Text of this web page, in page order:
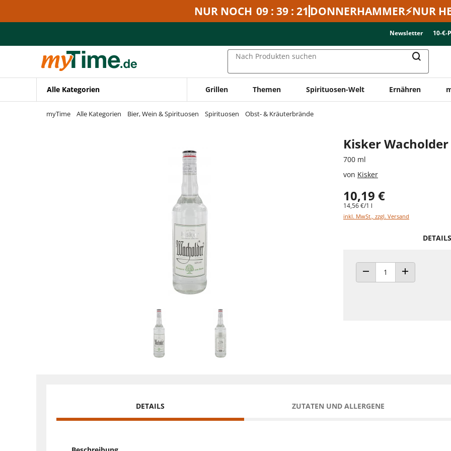
Zur Navigation springen
NUR NOCH 09 : 39 : 21 DONNERHAMMER⚡NUR
Newsletter 10-€-
Nach Produkten suchen
Alle Kategorien Grillen Themen Spirituosen-Welt Ernähren
myTime Alle Kategorien Bier, Wein & Spirituosen Spirituosen Obst- & Kräuterbrände
Kisker Wacholder
700 ml
von Kisker
10,19 €
14,56 €/1 l
inkl. MwSt., zzgl. Versand
ANZAHL VERRINGERN
ANZAHL
DETAILS ZUTATEN UND ALLERGENE